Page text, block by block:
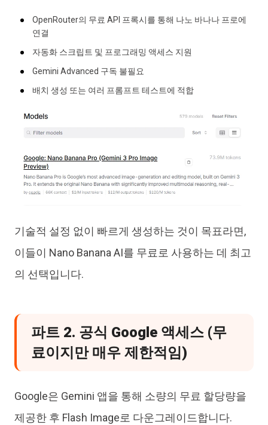
OpenRouter의 무료 API 프록시를 통해 나노 바나나 프로에
연결
자동화 스크립트 및 프로그래밍 액세스 지원
Gemini Advanced 구독 불필요
배치 생성 또는 여러 프롬프트 테스트에 적합
기술적 설정 없이 빠르게 생성하는 것이 목표라면,
이들이 Nano Banana AI를 무료로 사용하는 데 최고
의 선택입니다.
파트 2. 공식 Google 액세스 (무
료이지만 매우 제한적임)
Google은 Gemini 앱을 통해 소량의 무료 할당량을
제공한 후 Flash Image로 다운그레이드합니다.